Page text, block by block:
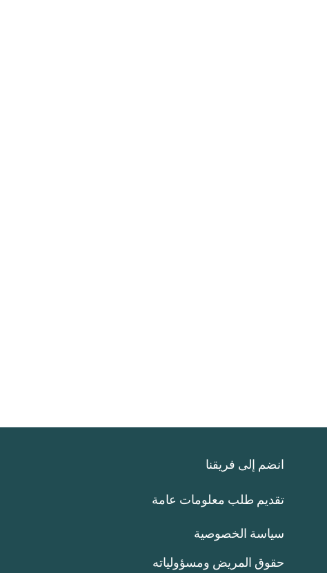
انضم إلى فريقنا
تقديم طلب معلومات عامة
سياسة الخصوصية
حقوق المريض ومسؤولياته